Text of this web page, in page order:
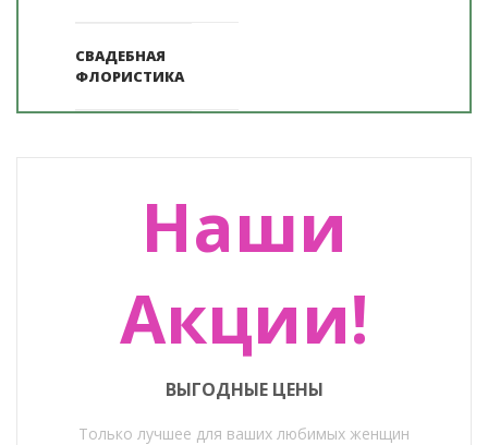
СВАДЕБНАЯ
ФЛОРИСТИКА
Наши
Акции!
ВЫГОДНЫЕ ЦЕНЫ
Только лучшее для ваших любимых женщин